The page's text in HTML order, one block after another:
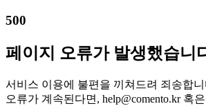
500
페이지 오류가 발생했습니
서비스 이용에 불편을 끼쳐드려 죄송합니
오류가 계속된다면, help@comento.kr 혹